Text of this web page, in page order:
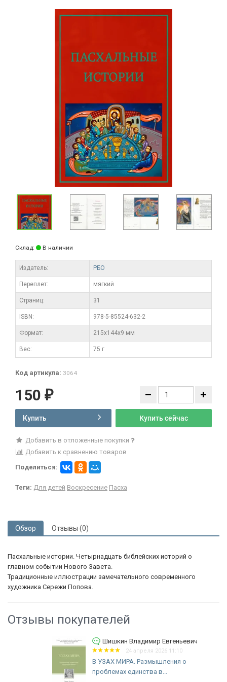
Склад: В наличии
Издатель: РБО
Переплет: мягкий
Cтраниц: 31
ISBN: 978-5-85524-632-2
Формат: 215x144x9 мм
Вес: 75 г
Код артикула: 3064
150 ₽
Купить Купить сейчас
Добавить в отложенные покупки
Добавить к сравнению товаров
Поделиться:
Теги: Для детей Воскресение Пасха
Обзор Отзывы (0)
Пасхальные истории. Четырнадцать библейских историй о
главном событии Нового Завета.
Традиционные иллюстрации замечательного современного
художника Сережи Попова.
Отзывы покупателей
Шишкин Владимир Евгеньевич
24 апреля 2026 11:10
В УЗАХ МИРА. Размышления о
проблемах единства в...